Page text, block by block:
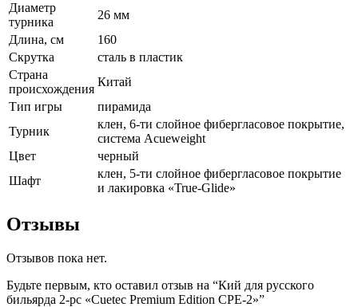
Диаметр
турника
26 мм
Длина, см
160
Скрутка
сталь в пластик
Страна
происхождения
Китай
Тип игры
пирамида
Турник
клен, 6-ти слойное фибергласовое покрытие,
система Acueweight
Цвет
черный
Шафт
клен, 5-ти слойное фибергласовое покрытие
и лакировка «True-Glide»
Отзывы
Отзывов пока нет.
Будьте первым, кто оставил отзыв на “Кий для русского
бильярда 2-pc «Cuetec Premium Edition CPE-2»”